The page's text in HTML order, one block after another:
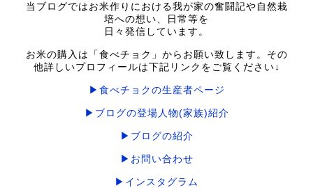
当ブログではお米作りにおける我が家の奮闘記や自然栽
培への想い、日常等を
日々発信しています。
お米の購入は「食べチョク」からお願い致します。その
他詳しいプロフィールは下記リンクをご覧ください↓
▶食べチョクの生産者ページ
▶ブログの登場人物(家族)紹介
▶ブログの紹介
▶お問い合わせ
▶インスタグラム